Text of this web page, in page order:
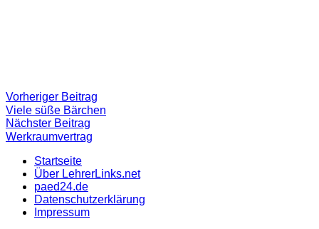
Beitragsnavigation
Vorheriger Beitrag
Beitrag:
Viele süße Bärchen
Nächster Beitrag
Beitrag
Werkraumvertrag
Startseite
Über LehrerLinks.net
paed24.de
Datenschutzerklärung
Impressum